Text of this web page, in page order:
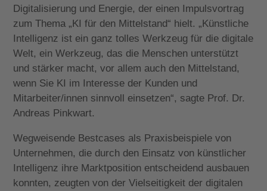
Digitalisierung und Energie, der einen Impulsvortrag
zum Thema „KI für den Mittelstand“ hielt. „Künstliche
Intelligenz ist ein ganz tolles Werkzeug für die digitale
Welt, ein Werkzeug, das die Menschen unterstützt
und stärker macht, vor allem auch den Mittelstand,
wenn Sie KI im Interesse der Kunden und
Mitarbeiter/innen sinnvoll einsetzen“, sagte Prof. Dr.
Andreas Pinkwart.
Wegweisende Bestcases als Praxisbeispiele von
Unternehmen, die durch den Einsatz von künstlicher
Intelligenz ihre Marktposition entscheidend ausbauen
konnten, zeugten von der Vielseitigkeit der digitalen